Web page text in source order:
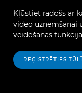
Kļūstiet radošs ar
video
veidošanas
REĢISTRĒTIES